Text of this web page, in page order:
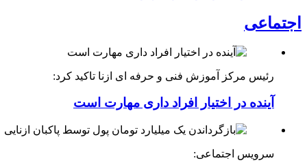
اجتماعی
رئیس مرکز آموزش فنی و حرفه ای ازنا تاکید کرد:
آینده در اختیار افراد داری مهارت است
سرویس اجتماعی: